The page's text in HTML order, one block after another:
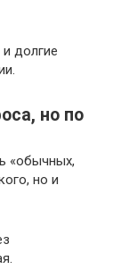
долгие
но по
«обычных,
но и